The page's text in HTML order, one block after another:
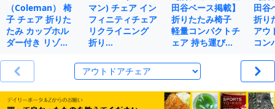
（Coleman） 椅
子 チェア 折りた
たみ カップホル
ダー付き リゾ…
マン) チェア イン
フィニティチェア
リクライニング
折り…
田谷ベース掲載】
折りたたみ椅子
軽量コンパクトチ
ェア 持ち運び…
田谷
折り
アウ
コン